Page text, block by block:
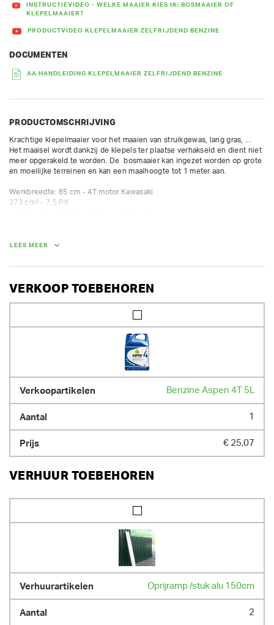
INSTRUCTIEVIDEO - WELKE MAAIER KIES IK: BOSMAAIER OF
KLEPELMAAIER?
PRODUCTVIDEO KLEPELMAAIER ZELFRIJDEND BENZINE
DOCUMENTEN
AA HANDLEIDING KLEPELMAAIER ZELFRIJDEND BENZINE
PRODUCTOMSCHRIJVING
Krachtige klepelmaaier voor het maaien van struikgewas, lang gras, ...
Het maaisel wordt dankzij de klepels ter plaatse verhakseld en dient niet
meer opgerakeld te worden. De  bosmaaier kan ingezet worden op grote
en moeilijke terreinen en kan een maaihoogte tot 1 meter aan.
Werkbreedte: 65 cm - 4T motor Kawasaki
273 cm³ - 7,5 PK
155.00 kg
LEES MEER
VERKOOP TOEBEHOREN
Benzine Aspen 4T 5L
1
€ 25,07
VERHUUR TOEBEHOREN
Oprijramp /stuk alu 150cm
2